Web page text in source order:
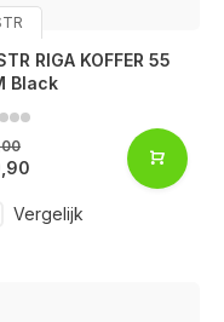
RIGA KOFFER 55
Black
Vergelijk